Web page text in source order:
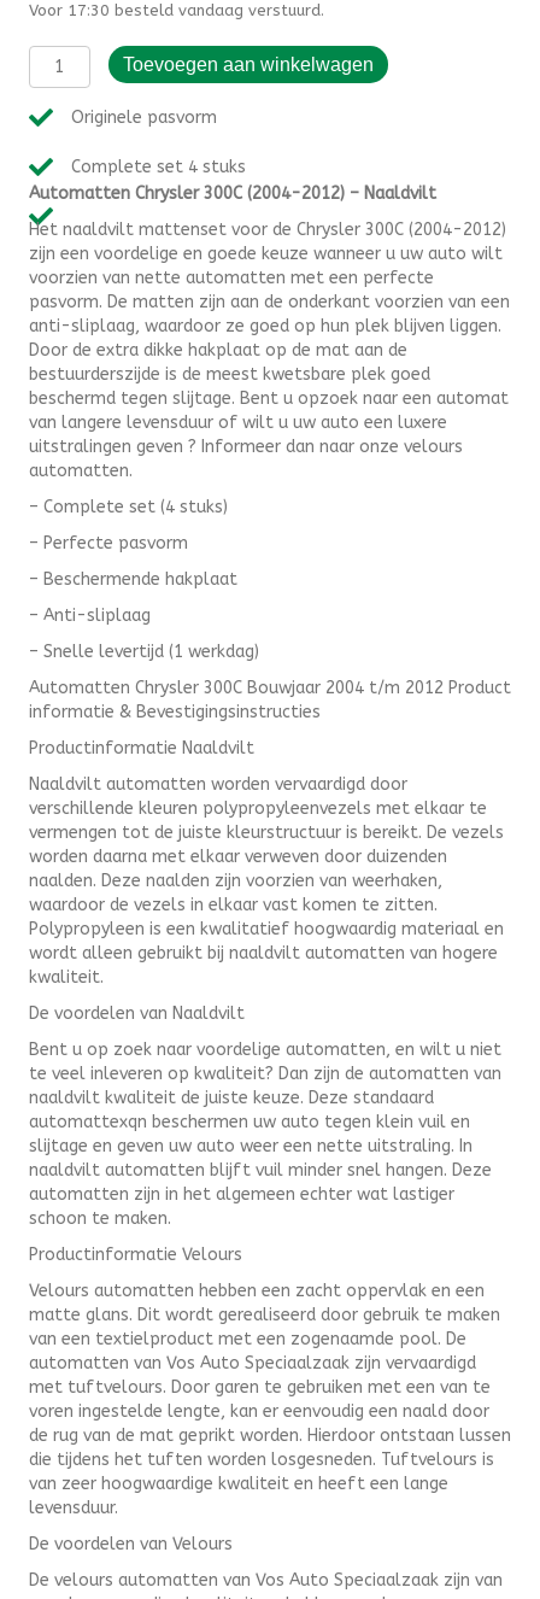
Voor 17:30 besteld vandaag verstuurd.
Automatten
Chrysler
300C
(2004-
-
Naaldvilt
aantal
Toevoegen aan winkelwagen
Originele pasvorm
Complete set 4 stuks
Automatten Chrysler 300C (2004-2012) – Naaldvilt
Het naaldvilt mattenset voor de Chrysler 300C (2004-2012)
zijn een voordelige en goede keuze wanneer u uw auto wilt
voorzien van nette automatten met een perfecte
pasvorm. De matten zijn aan de onderkant voorzien van een
anti-sliplaag, waardoor ze goed op hun plek blijven liggen.
Door de extra dikke hakplaat op de mat aan de
bestuurderszijde is de meest kwetsbare plek goed
beschermd tegen slijtage. Bent u opzoek naar een automat
van langere levensduur of wilt u uw auto een luxere
uitstralingen geven ? Informeer dan naar onze velours
automatten.
– Complete set (4 stuks)
– Perfecte pasvorm
– Beschermende hakplaat
– Anti-sliplaag
– Snelle levertijd (1 werkdag)
Automatten Chrysler 300C Bouwjaar 2004 t/m 2012 Product
informatie & Bevestigingsinstructies
Productinformatie Naaldvilt
Naaldvilt automatten worden vervaardigd door
verschillende kleuren polypropyleenvezels met elkaar te
vermengen tot de juiste kleurstructuur is bereikt. De vezels
worden daarna met elkaar verweven door duizenden
naalden. Deze naalden zijn voorzien van weerhaken,
waardoor de vezels in elkaar vast komen te zitten.
Polypropyleen is een kwalitatief hoogwaardig materiaal en
wordt alleen gebruikt bij naaldvilt automatten van hogere
kwaliteit.
De voordelen van Naaldvilt
Bent u op zoek naar voordelige automatten, en wilt u niet
te veel inleveren op kwaliteit? Dan zijn de automatten van
naaldvilt kwaliteit de juiste keuze. Deze standaard
automattexqn beschermen uw auto tegen klein vuil en
slijtage en geven uw auto weer een nette uitstraling. In
naaldvilt automatten blijft vuil minder snel hangen. Deze
automatten zijn in het algemeen echter wat lastiger
schoon te maken.
Productinformatie Velours
Velours automatten hebben een zacht oppervlak en een
matte glans. Dit wordt gerealiseerd door gebruik te maken
van een textielproduct met een zogenaamde pool. De
automatten van Vos Auto Speciaalzaak zijn vervaardigd
met tuftvelours. Door garen te gebruiken met een van te
voren ingestelde lengte, kan er eenvoudig een naald door
de rug van de mat geprikt worden. Hierdoor ontstaan lussen
die tijdens het tuften worden losgesneden. Tuftvelours is
van zeer hoogwaardige kwaliteit en heeft een lange
levensduur.
De voordelen van Velours
De velours automatten van Vos Auto Speciaalzaak zijn van